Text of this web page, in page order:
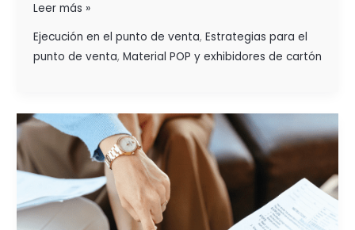
Leer más »
Ejecución en el punto de venta, Estrategias para el
punto de venta, Material POP y exhibidores de cartón
LA
GESTIÓN
Y
EJECUCIÓN
EXITOSA
DE